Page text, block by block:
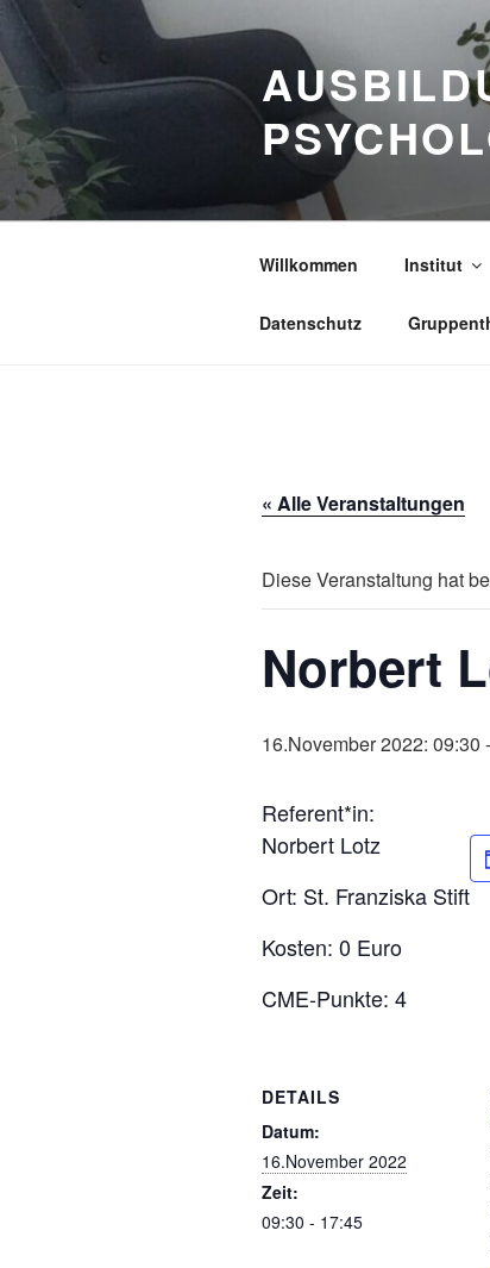
Zum
Inhalt
springen
Willkommen Institut
Datenschutz
« Alle Veranstaltungen
Diese Veranstaltung hat
Norbert
16.November 2022: 09:30 -
Referent*in:
Norbert Lotz
Ort: St. Franziska Stift
Kosten: 0 Euro
CME-Punkte: 4
DETAILS
Datum:
16.November 2022
Zeit:
09:30 - 17:45